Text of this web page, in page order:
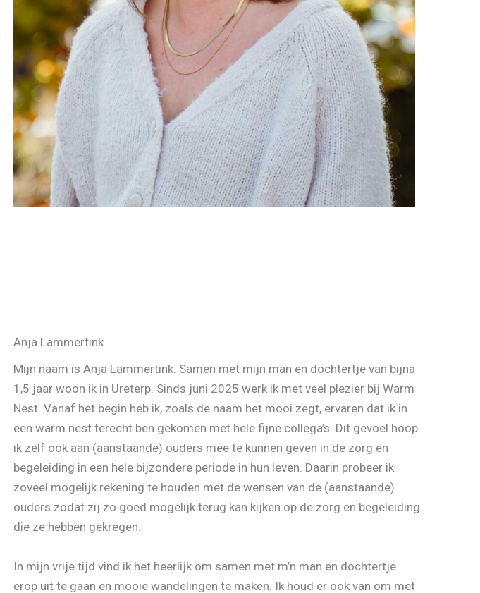
Anja Lammertink
Mijn naam is Anja Lammertink. Samen met mijn man en dochtertje van bijna
1,5 jaar woon ik in Ureterp. Sinds juni 2025 werk ik met veel plezier bij Warm
Nest. Vanaf het begin heb ik, zoals de naam het mooi zegt, ervaren dat ik in
een warm nest terecht ben gekomen met hele fijne collega’s. Dit gevoel hoop
ik zelf ook aan (aanstaande) ouders mee te kunnen geven in de zorg en
begeleiding in een hele bijzondere periode in hun leven. Daarin probeer ik
zoveel mogelijk rekening te houden met de wensen van de (aanstaande)
ouders zodat zij zo goed mogelijk terug kan kijken op de zorg en begeleiding
die ze hebben gekregen.
In mijn vrije tijd vind ik het heerlijk om samen met m’n man en dochtertje
erop uit te gaan en mooie wandelingen te maken. Ik houd er ook van om met